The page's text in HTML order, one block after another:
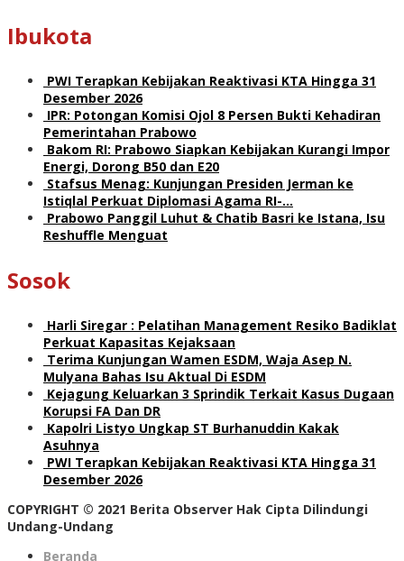
Ibukota
PWI Terapkan Kebijakan Reaktivasi KTA Hingga 31
Desember 2026
IPR: Potongan Komisi Ojol 8 Persen Bukti Kehadiran
Pemerintahan Prabowo
Bakom RI: Prabowo Siapkan Kebijakan Kurangi Impor
Energi, Dorong B50 dan E20
Stafsus Menag: Kunjungan Presiden Jerman ke
Istiqlal Perkuat Diplomasi Agama RI-…
Prabowo Panggil Luhut & Chatib Basri ke Istana, Isu
Reshuffle Menguat
Sosok
Harli Siregar : Pelatihan Management Resiko Badiklat
Perkuat Kapasitas Kejaksaan
Terima Kunjungan Wamen ESDM, Waja Asep N.
Mulyana Bahas Isu Aktual Di ESDM
Kejagung Keluarkan 3 Sprindik Terkait Kasus Dugaan
Korupsi FA Dan DR
Kapolri Listyo Ungkap ST Burhanuddin Kakak
Asuhnya
PWI Terapkan Kebijakan Reaktivasi KTA Hingga 31
Desember 2026
COPYRIGHT © 2021 Berita Observer Hak Cipta Dilindungi
Undang-Undang
Beranda